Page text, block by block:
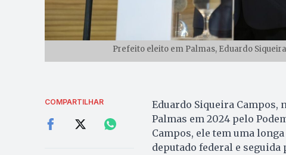
Prefeito eleito em Palmas, Eduardo
COMPARTILHAR
Eduardo Siqueira Campos,
Palmas em 2024 pelo
Campos, ele tem uma
deputado federal e